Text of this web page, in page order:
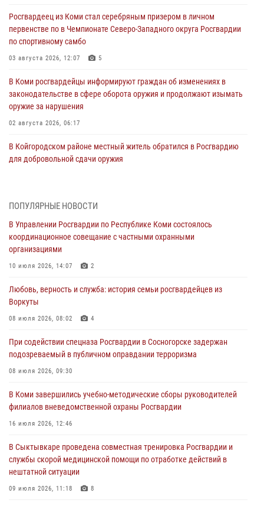
Росгвардеец из Коми стал серебряным призером в личном
первенстве по в Чемпионате Северо-Западного округа Росгвардии
по спортивному самбо
03 августа 2026, 12:07 5
В Коми росгвардейцы информируют граждан об изменениях в
законодательстве в сфере оборота оружия и продолжают изымать
оружие за нарушения
02 августа 2026, 06:17
В Койгородском районе местный житель обратился в Росгвардию
для добровольной сдачи оружия
Росгвардии по Республике Коми лично проверил ДОЛ «Орленок»
31 июля 2026, 06:57 8
В Усинске росгвардейцы оперативно отработали план «Квартал»
30 июля 2026, 13:53
В Санкт-Петербурге прошел окружной этап ежегодного
Всероссийского конкурса профессионального мастерства среди
сотрудников вневедомственной охраны Росгвардии
В Сыктывкаре росгвардейцы приняли участие в молебне в рамках
Дня Крещения Руси и Дня святого равноапостольного князя
28 июля 2026, 13:32 8
В Коми за неделю росгвардейцами выявлено более 10
деятельности
26 июля 2026, 06:48
ПОПУЛЯРНЫЕ НОВОСТИ
В Управлении Росгвардии по Республике Коми состоялось
координационное совещание с частными охранными
организациями
10 июля 2026, 14:07 2
Любовь, верность и служба: история семьи росгвардейцев из
Воркуты
08 июля 2026, 08:02 4
При содействии спецназа Росгвардии в Сосногорске задержан
подозреваемый в публичном оправдании терроризма
08 июля 2026, 09:30
В Коми завершились учебно-методические сборы руководителей
филиалов вневедомственной охраны Росгвардии
16 июля 2026, 12:46
В Сыктывкаре проведена совместная тренировка Росгвардии и
службы скорой медицинской помощи по отработке действий в
нештатной ситуации
09 июля 2026, 11:18 8